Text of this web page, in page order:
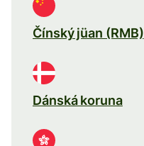
Čínský jüan (RMB)
Dánská koruna